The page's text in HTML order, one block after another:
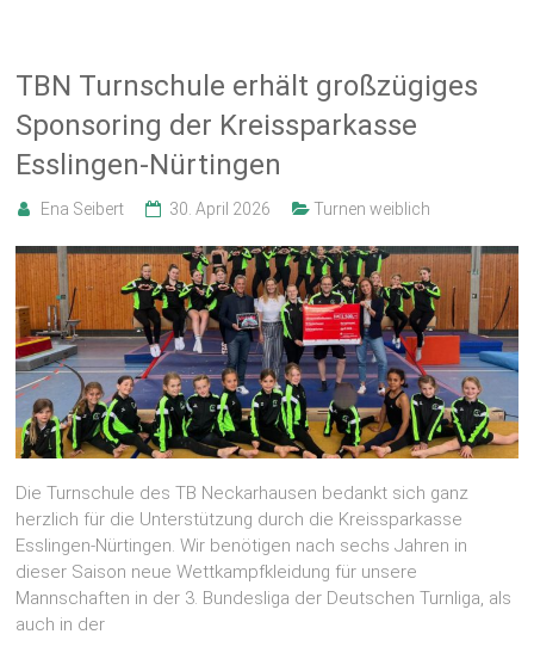
TBN Turnschule erhält großzügiges
Sponsoring der Kreissparkasse
Esslingen-Nürtingen
Ena Seibert 30. April 2026 Turnen weiblich
Die Turnschule des TB Neckarhausen bedankt sich ganz
herzlich für die Unterstützung durch die Kreissparkasse
Esslingen-Nürtingen. Wir benötigen nach sechs Jahren in
dieser Saison neue Wettkampfkleidung für unsere
Mannschaften in der 3. Bundesliga der Deutschen Turnliga, als
auch in der